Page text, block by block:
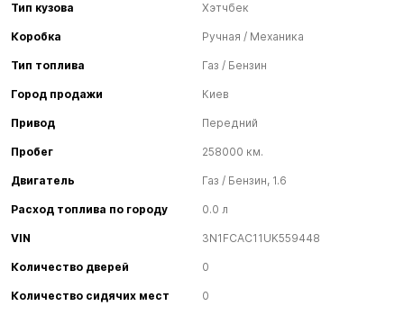
Тип кузова Хэтчбек
Коробка Ручная / Механика
Тип топлива Газ / Бензин
Город продажи Киев
Привод Передний
Пробег 258000 км.
Двигатель Газ / Бензин, 1.6
Расход топлива по городу 0.0 л
VIN 3N1FCAC11UK559448
Количество дверей 0
Количество сидячих мест 0